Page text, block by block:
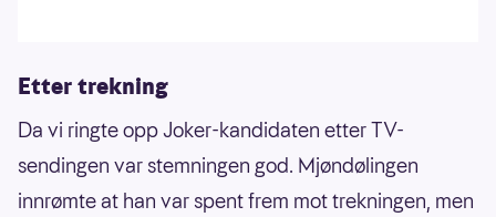
Etter trekning
Da vi ringte opp Joker-kandidaten etter TV-
sendingen var stemningen god. Mjøndølingen
innrømte at han var spent frem mot trekningen, men